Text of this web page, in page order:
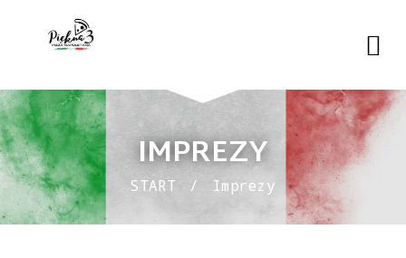
IMPREZY
START Imprezy